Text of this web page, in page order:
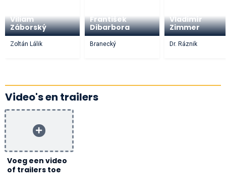
Viliam
Záborský
Zoltán Lálik
František
Dibarbora
Branecký
Vladimír
Zimmer
Dr. Ráznik
Video's en trailers
Voeg een video
of trailers toe